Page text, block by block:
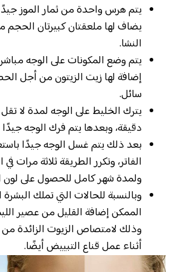
يتم هرس واحدة من ثمار الموز
يضاف لها ملعقتان كبيرتان
النشا.
يتم وضع المكونات على الوجه
إضافة لها زيت الزيتون من أجل
سائل.
يترك الخليط على الوجه لمدة لا
دقيقة، وبعدها يتم فرك الوجه جيدًا
بعد ذلك يتم غسل الوجه جيدًا
الفاتر، وتكرر الطريقة ثلاثة مرات
ولمدة شهر كامل للحصول على لون
وبالنسبة للحالات التي تملك
الممكن إضافة القليل من عصير
وذلك لامتصاص الزيوت الزائدة من
أثناء عمل قناع التبييض أيضًا.